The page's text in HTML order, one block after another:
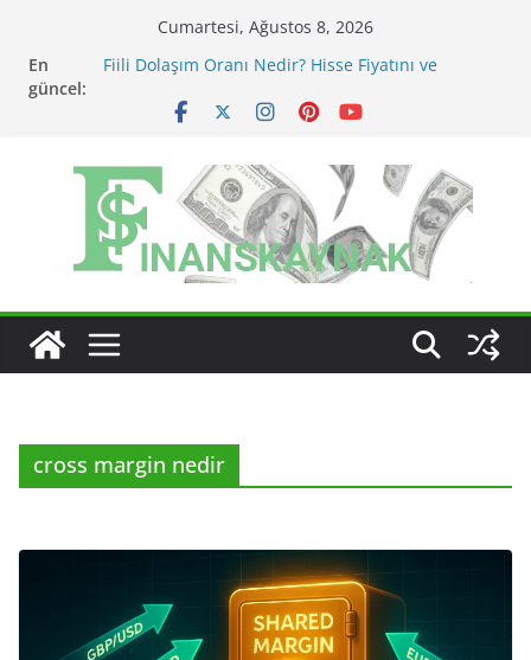
content
Cumartesi, Ağustos 8, 2026
En
güncel:
Fiili Dolaşım Oranı Nedir? Hisse Fiyatını ve
KAP Açıklaması Nasıl Okunur? Yatırımcı İçin Kritik
MSCI Endeks Değişiklikleri BIST Hisselerini Nasıl
Etkiler?
BIST Endeks Değişiklikleri Hisseleri Nasıl Etkiler?
BIST Sektör Endeksleri Nedir? Sektörel Rotasyon
Nasıl Takip Edilir?
cross margin nedir